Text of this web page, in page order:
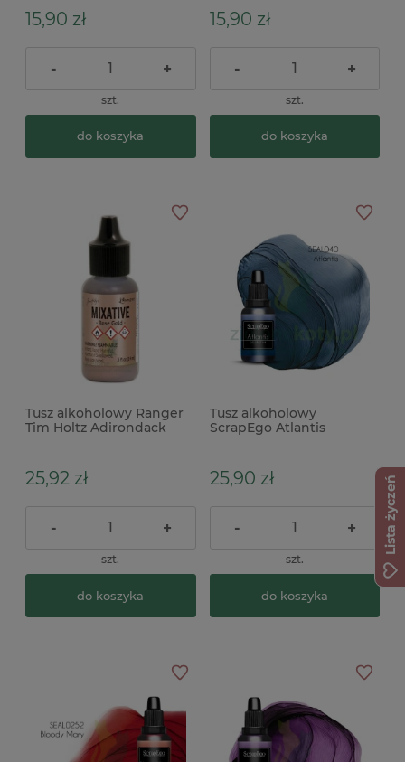
15,90 zł
- +
szt.
do koszyka
15,90 zł
- +
szt.
do koszyka
Tusz alkoholowy Ranger
Tim Holtz Adirondack
25,92 zł
- +
szt.
do koszyka
Tusz alkoholowy
ScrapEgo Atlantis
25,90 zł
- +
szt.
do koszyka
Lista życzeń